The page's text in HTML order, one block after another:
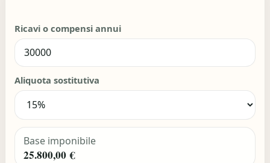
Ricavi o compensi annui
Aliquota sostitutiva
Base imponibile
25.800,00 €